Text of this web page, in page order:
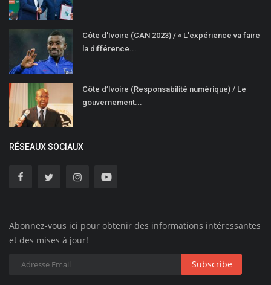
Côte d'Ivoire (CAN 2023) / « L'expérience va faire
la différence...
Côte d’Ivoire (Responsabilité numérique) / Le
gouvernement...
RÉSEAUX SOCIAUX
Abonnez-vous ici pour obtenir des informations intéressantes
et des mises à jour!
Subscribe